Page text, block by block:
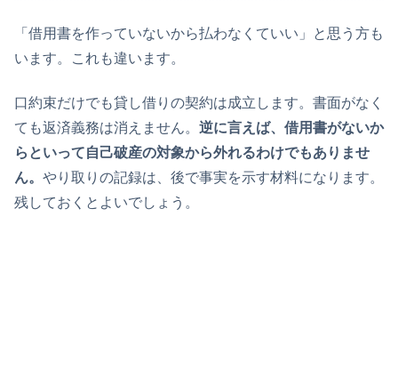
「借用書を作っていないから払わなくていい」と思う方も
います。これも違います。
口約束だけでも貸し借りの契約は成立します。書面がなく
ても返済義務は消えません。 逆に言えば、借用書がないか
らといって自己破産の対象から外れるわけでもありませ
ん。 やり取りの記録は、後で事実を示す材料になります。
残しておくとよいでしょう。